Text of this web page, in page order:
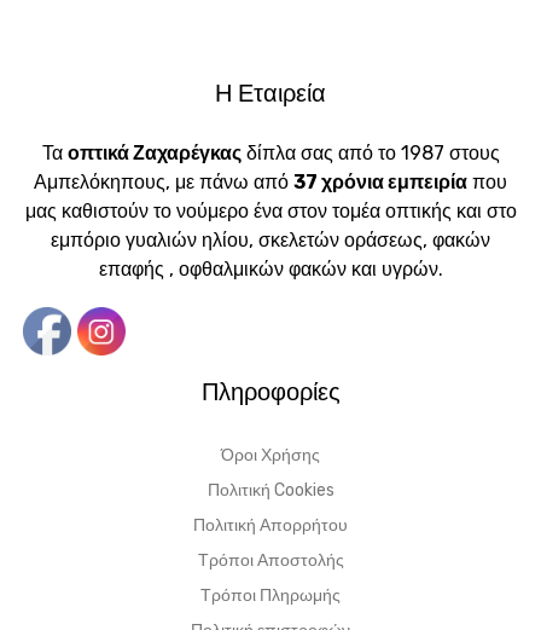
Η Εταιρεία
Τα οπτικά Ζαχαρέγκαςδίπλα σας από το 1987 στους
Αμπελόκηπους, με πάνω από 37 χρόνια εμπειρία που
μας καθιστούν το νούμερο ένα στον τομέα οπτικής και στο
εμπόριο γυαλιών ηλίου, σκελετών οράσεως, φακών
επαφής , οφθαλμικών φακών και υγρών.
Πληροφορίες
Όροι Χρήσης
Πολιτική Cookies
Πολιτική Απορρήτου
Τρόποι Αποστολής
Τρόποι Πληρωμής